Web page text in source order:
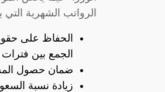
الرواتب الشهرية
الحفاظ على
الجمع بين فترات
ضمان حصول
زيادة نسبة